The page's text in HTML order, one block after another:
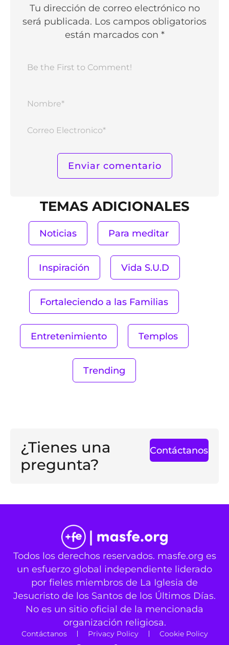
Tu dirección de correo electrónico no
será publicada. Los campos obligatorios
están marcados con *
TEMAS ADICIONALES
Noticias Para meditar
Inspiración Vida S.U.D
Fortaleciendo a las Familias
Entretenimiento Templos
Trending
¿Tienes una
pregunta?
Contáctanos
Todos los derechos reservados. masfe.org es
un esfuerzo global independiente liderado
por fieles miembros de La Iglesia de
Jesucristo de los Santos de los Últimos Días.
No es un sitio oficial de la mencionada
organización religiosa.
Contáctanos Privacy Policy Cookie Policy